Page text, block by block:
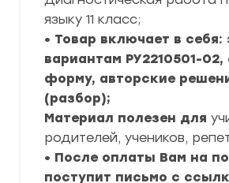
языку 11 класс;
• Товар включает в себя:
вариантам РУ2210501-02,
форму, авторские
(разбор);
Материал полезен для
родителей, учеников,
• После оплаты Вам на
поступит письмо с